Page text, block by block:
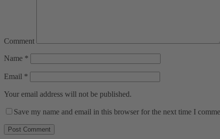
Comment
Name *
Email *
Your email address will not be published.
Save my name and email in this browser for the next time I